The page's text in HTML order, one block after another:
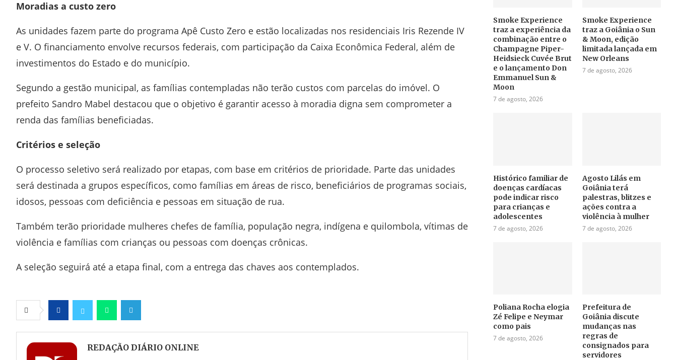
Moradias a custo zero
As unidades fazem parte do programa Apê Custo Zero e estão localizadas nos residenciais Iris Rezende IV
e V. O financiamento envolve recursos federais, com participação da Caixa Econômica Federal, além de
investimentos do Estado e do município.
Segundo a gestão municipal, as famílias contempladas não terão custos com parcelas do imóvel. O
prefeito Sandro Mabel destacou que o objetivo é garantir acesso à moradia digna sem comprometer a
renda das famílias beneficiadas.
Critérios e seleção
O processo seletivo será realizado por etapas, com base em critérios de prioridade. Parte das unidades
será destinada a grupos específicos, como famílias em áreas de risco, beneficiários de programas sociais,
idosos, pessoas com deficiência e pessoas em situação de rua.
Também terão prioridade mulheres chefes de família, população negra, indígena e quilombola, vítimas de
violência e famílias com crianças ou pessoas com doenças crônicas.
A seleção seguirá até a etapa final, com a entrega das chaves aos contemplados.
FacebookTwitter WhatsappTelegram
REDAÇÃO DIÁRIO ONLINE
Smoke Experience
traz a experiência da
combinação entre o
Champagne Piper-
Heidsieck Cuvée Brut
e o lançamento Don
Emmanuel Sun &
Moon
7 de agosto, 2026
Smoke Experience
traz a Goiânia o Sun
& Moon, edição
limitada lançada em
New Orleans
7 de agosto, 2026
Histórico familiar de
doenças cardíacas
pode indicar risco
para crianças e
adolescentes
7 de agosto, 2026
Agosto Lilás em
Goiânia terá
palestras, blitzes e
ações contra a
violência à mulher
7 de agosto, 2026
Poliana Rocha elogia
Zé Felipe e Neymar
como pais
7 de agosto, 2026
Prefeitura de
Goiânia discute
mudanças nas
regras de
consignados para
servidores